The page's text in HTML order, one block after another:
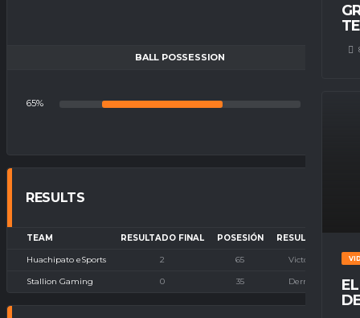
BALL POSSESSION
65%
RESULTS
TEAM RESULTADO FINAL POSESIÓN RESULTADO
Huachipato eSports 2 65 Victoria
Stallion Gaming 0 35 Derrota